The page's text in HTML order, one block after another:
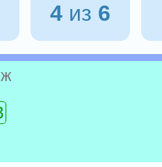
4из 6
ж